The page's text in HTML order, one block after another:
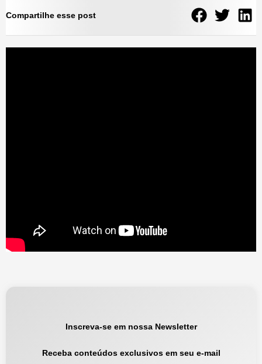
Compartilhe esse post
Inscreva-se em nossa Newsletter
Receba conteúdos exclusivos em seu e-mail